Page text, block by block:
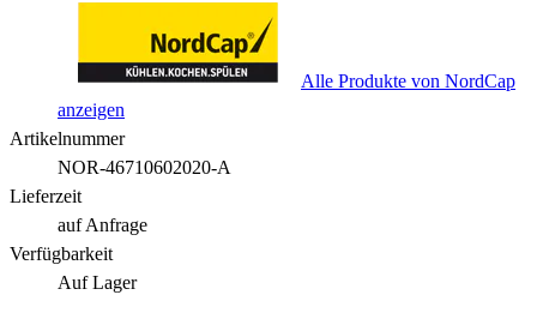
Alle Produkte von NordCap
anzeigen
Artikelnummer
NOR-46710602020-A
Lieferzeit
auf Anfrage
Verfügbarkeit
Auf Lager